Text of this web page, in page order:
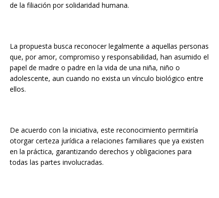
e
r
r
de la filiación por solidaridad humana.
La propuesta busca reconocer legalmente a aquellas personas
que, por amor, compromiso y responsabilidad, han asumido el
papel de madre o padre en la vida de una niña, niño o
adolescente, aun cuando no exista un vínculo biológico entre
ellos.
De acuerdo con la iniciativa, este reconocimiento permitiría
otorgar certeza jurídica a relaciones familiares que ya existen
en la práctica, garantizando derechos y obligaciones para
todas las partes involucradas.